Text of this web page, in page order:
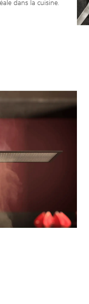
dans la cuisine.